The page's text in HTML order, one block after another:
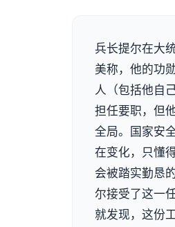
兵长提尔在大
美称，他的功
人（包括他自
担任要职，但
全局。国家安
在变化，只懂
会被踏实勤恳
尔接受了这一
就发现，这份